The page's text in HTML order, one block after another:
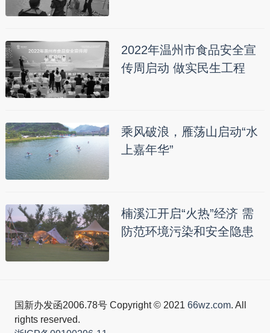
2022年温州市食品安全宣
传周启动 做实民生工程
乘风破浪，雁荡山启动“水
上嘉年华”
楠溪江开启“火热”经济 需
防范环境污染和安全隐患
国新办发函2006.78号 Copyright © 2021 66wz.com. All
rights reserved.